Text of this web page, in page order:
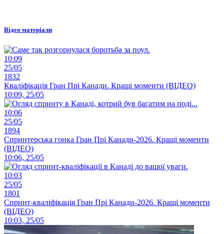
Відео матеріали
10:09
25/05
1832
Кваліфікація Гран Прі Канади. Кращі моменти (ВІДЕО)
10:09, 25/05
10:06
25/05
1894
Спринтерська гонка Гран Прі Канади-2026. Кращі моменти
(ВІДЕО)
10:06, 25/05
10:03
25/05
1801
Спринт-кваліфікація Гран Прі Канади-2026. Кращі моменти
(ВІДЕО)
10:03, 25/05